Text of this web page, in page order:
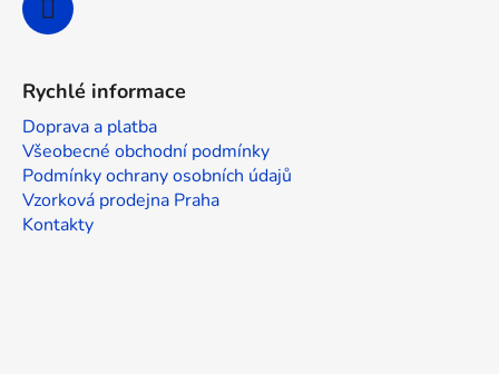
Rychlé informace
Doprava a platba
Všeobecné obchodní podmínky
Podmínky ochrany osobních údajů
Vzorková prodejna Praha
Kontakty